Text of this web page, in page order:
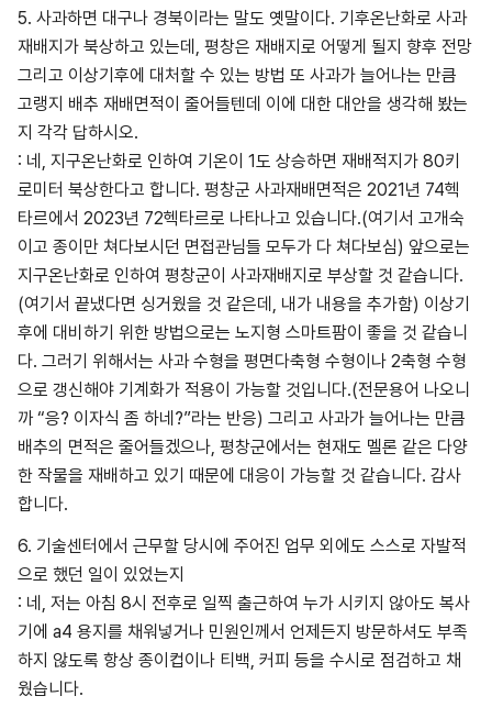
5. 사과하면 대구나 경북이라는 말도 옛말이다. 기후온난화로 사과
재배지가 북상하고 있는데, 평창은 재배지로 어떻게 될지 향후 전망
그리고 이상기후에 대처할 수 있는 방법 또 사과가 늘어나는 만큼
고랭지 배추 재배면적이 줄어들텐데 이에 대한 대안을 생각해 봤는
지 각각 답하시오.
: 네, 지구온난화로 인하여 기온이 1도 상승하면 재배적지가 80키
로미터 북상한다고 합니다. 평창군 사과재배면적은 2021년 74헥
타르에서 2023년 72헥타르로 나타나고 있습니다.(여기서 고개숙
이고 종이만 쳐다보시던 면접관님들 모두가 다 쳐다보심) 앞으로는
지구온난화로 인하여 평창군이 사과재배지로 부상할 것 같습니다.
(여기서 끝냈다면 싱거웠을 것 같은데, 내가 내용을 추가함) 이상기
후에 대비하기 위한 방법으로는 노지형 스마트팜이 좋을 것 같습니
다. 그러기 위해서는 사과 수형을 평면다축형 수형이나 2축형 수형
으로 갱신해야 기계화가 적용이 가능할 것입니다.(전문용어 나오니
까 “응? 이자식 좀 하네?”라는 반응) 그리고 사과가 늘어나는 만큼
배추의 면적은 줄어들겠으나, 평창군에서는 현재도 멜론 같은 다양
한 작물을 재배하고 있기 때문에 대응이 가능할 것 같습니다. 감사
합니다.
6. 기술센터에서 근무할 당시에 주어진 업무 외에도 스스로 자발적
으로 했던 일이 있었는지
: 네, 저는 아침 8시 전후로 일찍 출근하여 누가 시키지 않아도 복사
기에 a4 용지를 채워넣거나 민원인께서 언제든지 방문하셔도 부족
하지 않도록 항상 종이컵이나 티백, 커피 등을 수시로 점검하고 채
웠습니다.